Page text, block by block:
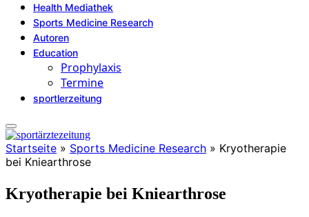
Health Mediathek
Sports Medicine Research
Autoren
Education
Prophylaxis
Termine
sportlerzeitung
Startseite » Sports Medicine Research » Kryotherapie
bei Kniearthrose
Kryotherapie bei Kniearthrose